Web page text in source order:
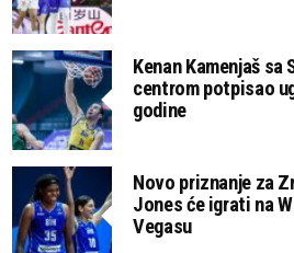
Kenan Kamenjaš
centrom potpisao
godine
Novo priznanje za
Jones će igrati na
Vegasu